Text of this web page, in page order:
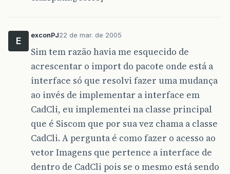
E
exconPJ22 de mar. de 2005
Sim tem razão havia me esquecido de
acrescentar o import do pacote onde está a
interface só que resolvi fazer uma mudança
ao invés de implementar a interface em
CadCli, eu implementei na classe principal
que é Siscom que por sua vez chama a classe
CadCli. A pergunta é como fazer o acesso ao
vetor Imagens que pertence a interface de
dentro de CadCli pois se o mesmo está sendo